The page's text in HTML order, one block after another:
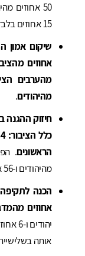
50 אחוזים
15 אחוזים בלבד מהערבים.
מהיהודים.
חיזוק ההגנה
הראשונים
מהיהודים ו-56 אחוזים מהערבים הציבו אותה בשלישייה הראשונה.
אחוזים
אותה